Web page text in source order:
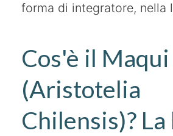
forma di integratore, nella
Cos'è il Maqui
(Aristotelia
Chilensis)? La